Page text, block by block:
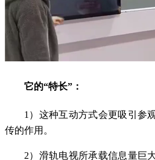
它的“特长”：
1）这种互动方式会更吸引参
传的作用。
2）滑轨电视所承载信息量巨